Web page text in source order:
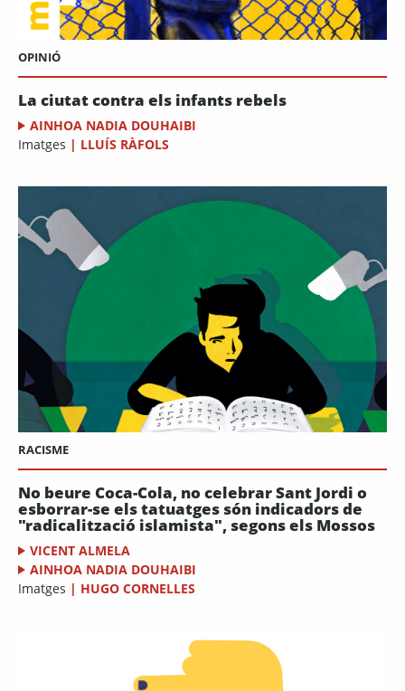
OPINIÓ
La ciutat contra els infants rebels
AINHOA NADIA DOUHAIBI
Imatges | LLUÍS RÀFOLS
RACISME
No beure Coca-Cola, no celebrar Sant Jordi o
esborrar-se els tatuatges són indicadors de
"radicalització islamista", segons els Mossos
VICENT ALMELA
AINHOA NADIA DOUHAIBI
Imatges | HUGO CORNELLES